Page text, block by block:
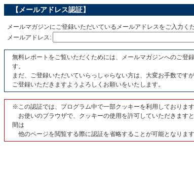
【メールアドレス認証】
メールマガジンにご登録いただいているメールアドレスをご入力くだ
メールアドレス:
無料レポートをご覧いただくためには、メールマガジンへのご登
す。
まだ、ご登録いただいていらっしゃらない方は、大変お手数ですが
ご登録いただきますようよろしくお願いをいたします。
※この認証では、プログラム中で一部クッキーを利用しております
お使いのブラウザで、クッキーの使用を許可していただきます
間は
他のページを閲覧する際に認証を省略することが可能となります